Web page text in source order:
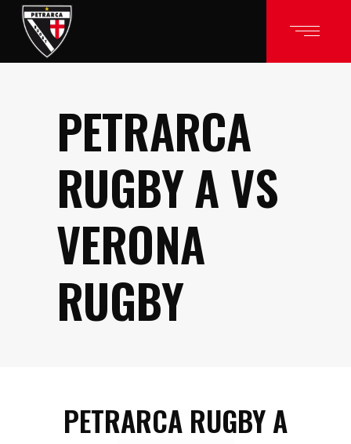
PETRARCA
RUGBY A VS
VERONA
RUGBY
PETRARCA RUGBY A